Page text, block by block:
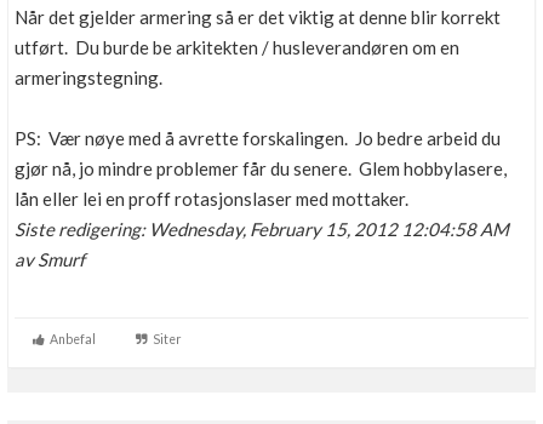
Kom i gang med Boligmappa
Se din bolig? Klikk her
Få mer ut av Boligmappa
Når det gjelder armering så er det viktig at denne blir korrekt
utført. Du burde be arkitekten / husleverandøren om en
armeringstegning.
PS: Vær nøye med å avrette forskalingen. Jo bedre arbeid du
gjør nå, jo mindre problemer får du senere. Glem hobbylasere,
lån eller lei en proff rotasjonslaser med mottaker.
Siste redigering: Wednesday, February 15, 2012 12:04:58 AM
av Smurf
Anbefal Siter